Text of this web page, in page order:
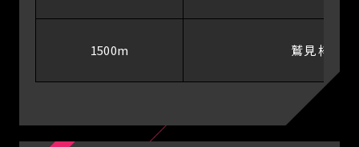
1500m 鷲見 梓沙